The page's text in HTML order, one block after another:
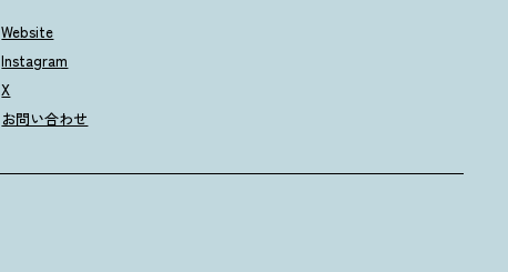
Website
Instagram
X
お問い合わせ